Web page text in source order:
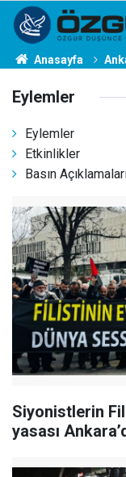
Anasayfa
Eylemler
Eylemler
Etkinlikler
Basın
Siyonistlerin
yasası